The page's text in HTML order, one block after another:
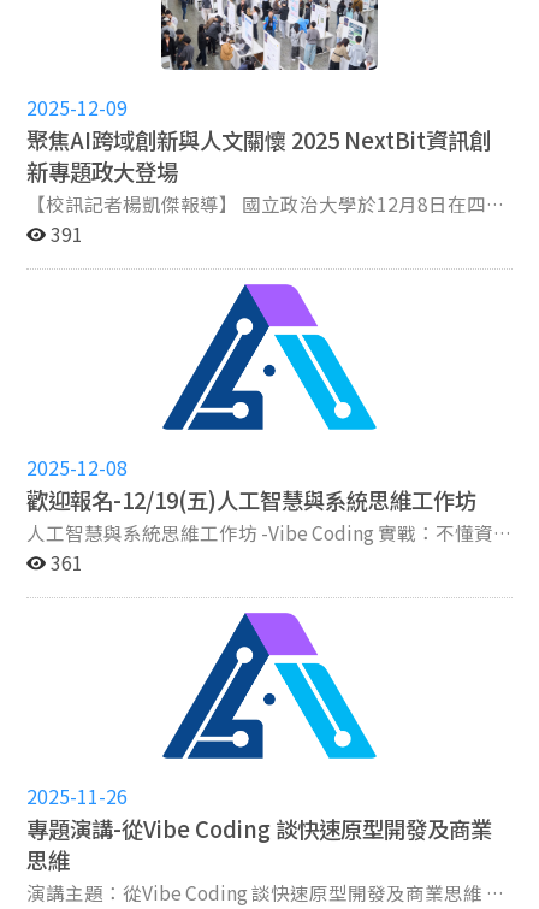
慧跨域研究中心（AI中心）、創新國際學院、理學院、應
用數學系、學務處職涯中心、資訊學院、人工智慧應用學
究中心，以及國立臺北科技大學資訊與財金管理系、國立
臺中科技大學、日本九州大學 Robert T. Huang
Entrepreneurship Center（QREC）、財團法人中華經濟
研究院及財團法人資訊工業策進會等校內外夥伴共同協力
辦理。透過跨校、跨域及跨國合作，共同打造學生創新實
踐與交流展示的平台，展現AI時代跨域人才培育的豐碩成
果，也為未來產學合作、國際交流與創新創業發展奠定更
2025-12-09
聚焦AI跨域創新與人文關懷 2025 NextBit資訊創
新專題政大登場
【校訊記者楊凱傑報導】 國立政治大學於12月8日在四維
堂舉辦「2025 NextBit 資訊創新專題展」，由人工智慧
科學系及人工智慧應用學士學位學程(AI學程)一同舉行。
本次展覽匯聚99組學生團隊，內容涵蓋計算思維、生成式
AI 應用至跨域實作等多樣化成果。 政大校長李蔡彥致詞
表示舉辦專題展已成為學校的一項重要傳統：「這項傳統
象徵著學生不再只是為了課程或學位製作專題，而是希望
這些成果不僅止於自己知道，更能被他人看見並對社會有
性：「當你將 AI 與教育領域結合、與商學結合，或是與
永續議題結合時，這些領域的通透都會創造出新的應用與
關係。」他指出，正是這些多元化的關係造就了政大在 AI
領域完整的光譜，更協助建構了社會永續的未來。 政大
AI 中心主任暨資訊學院院長劉吉軒於致詞時特別勉勵學
生，應將 AI 視為「具高度生產能力的工具」，他指出，
學校將持續透過多元課程與專題實作，鼓勵同學積極掌握
並熟練運用各式 AI 工具，因為這將為未來的職涯發展與
專業精進帶來重要且有利的助力。 本次展覽中，多組學生
團隊展現將科技應用於解決社會問題的創意，特別是在高
齡照護與心理健康領域，學生們分享專案開發背後的動機
與挑戰。由統計系與資管系學生組成的團隊開發了一套針
對獨居長者的照護系統。團隊成員黃怡瑄表示，開發動機
源於個人經驗：「因為爸爸跟阿嬤住得很遠，阿嬤生病時
爸爸無法即時接送，所以希望透過這個平台起到輔助作
用。」該系統結合了生成式 AI ，提供國語與臺語雙語種
的語音聊天功能。 在藝術與人機互動方面，有團隊利用生
391
2025-12-08
歡迎報名-12/19(五)人工智慧與系統思維工作坊
人工智慧與系統思維工作坊 -Vibe Coding 實戰：不懂資
訊都可以用 AI 掌握從『需求分析』到『產品上線』的開
位：教務處教發中心、人工智慧應用學士學位學程 活動時
間：民國114年12月19日(五) 10:30~16:00(10:20-10:30報
AI 專家吳恩達（Andrew Ng）曾說：「在 AI 時代，人人
都該學會寫程式。」但這不代表你需要死背語法，而是你
需要掌握「如何與 AI 協作開發系統」的邏輯。本工作坊
力：從需求分析、撰寫規格、技術選型，到除錯與部署上
線的完整開發流程。你將不再只是使用者，而是指揮 AI
寫程式的「產品經理」與「架構師」。 我們將透過一起實
作「一個系統」，帶你親自走過一趟軟體生命週期。你會
發現，只要懂得用正確的邏輯拆解問題，你就能駕馭 AI，
361
2025-11-26
專題演講-從Vibe Coding 談快速原型開發及商業
思維
演講主題：從Vibe Coding 談快速原型開發及商業思維 講